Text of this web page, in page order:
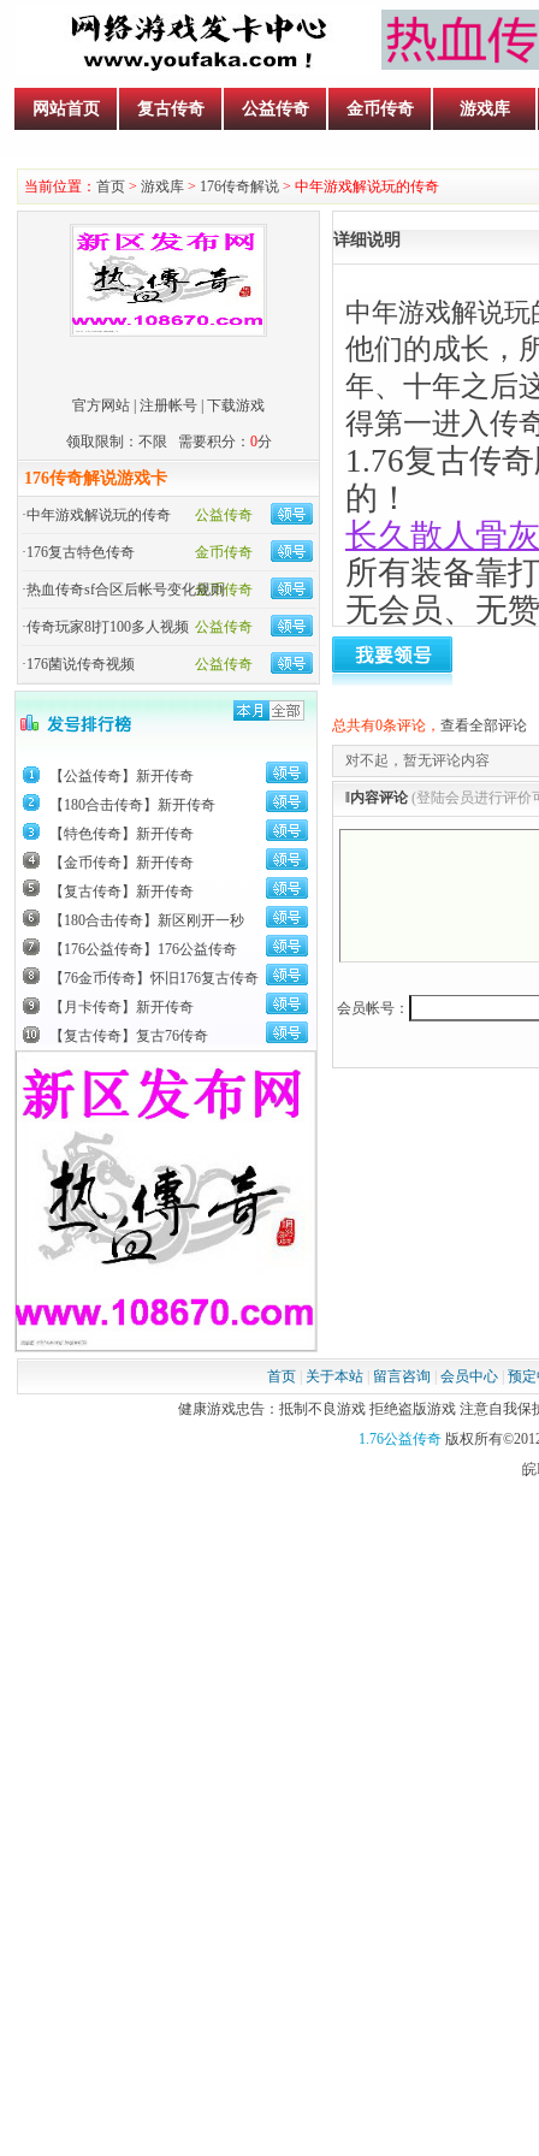
网站首页 复古传奇 公益传奇 金币传奇 游戏库
当前位置： 首页 > 游戏库 > 176传奇解说 > 中年游戏解说玩的传奇
官方网站 注册帐号 下载游戏
领取限制：不限 需要积分： 0分
176传奇解说游戏卡
公益传奇
·中年游戏解说玩的传奇
金币传奇
·176复古特色传奇
金币传奇
·热血传奇sf合区后帐号变化规则
公益传奇
·传奇玩家8l打100多人视频
公益传奇
·176菌说传奇视频
【公益传奇】新开传奇
【180合击传奇】新开传奇
【特色传奇】新开传奇
【金币传奇】新开传奇
【复古传奇】新开传奇
【180合击传奇】新区刚开一秒
【176公益传奇】176公益传奇
【76金币传奇】怀旧176复古传奇
【月卡传奇】新开传奇
【复古传奇】复古76传奇
详细说明
中年游戏解说
他们的成长，
年、十年之后
得第一进入传
1.76复古传
的！
长久散人骨
所有装备靠
无会员、无
无泡点纯情
上班族，上
年游戏解说
1.出生给
择挂机自动
王。。在僵尸
打宝都很方便
4. 法师。速度
是个需要手
总共有0条评论， 查看全部评论
对不起，暂无评论内容
‖内容评论 (登陆会员进行评价
会员帐号：
首页| 关于本站| 留言咨询 会员中心| 预
健康游戏忠告：抵制不良游戏 拒绝盗版游戏 注意自我保
1.76公益传奇版权所有
皖